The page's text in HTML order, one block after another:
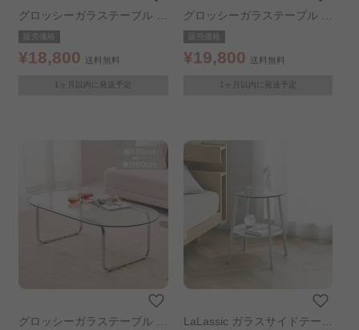
グロッシーガラステーブル 8
0×80cm※【予約】5月下旬ご
ろ発送予定
販売価格
¥18,800 送料無料
1ヶ月以内に発送予定
グロッシーガラステーブル 9
0×60cm
販売価格
¥19,800 送料無料
1ヶ月以内に発送予定
グロッシーガラステーブル 1
LaLassic ガラスサイドテーブ